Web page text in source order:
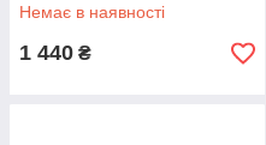
Немає в наявності
1 440 ₴